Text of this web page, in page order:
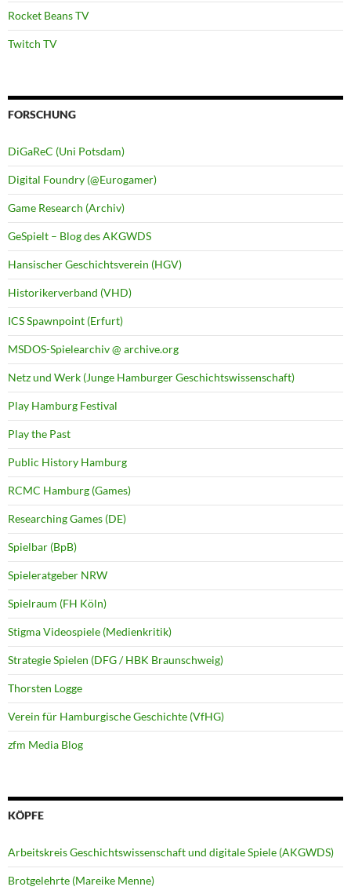
Rocket Beans TV
Twitch TV
FORSCHUNG
DiGaReC (Uni Potsdam)
Digital Foundry (@Eurogamer)
Game Research (Archiv)
GeSpielt – Blog des AKGWDS
Hansischer Geschichtsverein (HGV)
Historikerverband (VHD)
ICS Spawnpoint (Erfurt)
MSDOS-Spielearchiv @ archive.org
Netz und Werk (Junge Hamburger Geschichtswissenschaft)
Play Hamburg Festival
Play the Past
Public History Hamburg
RCMC Hamburg (Games)
Researching Games (DE)
Spielbar (BpB)
Spieleratgeber NRW
Spielraum (FH Köln)
Stigma Videospiele (Medienkritik)
Strategie Spielen (DFG / HBK Braunschweig)
Thorsten Logge
Verein für Hamburgische Geschichte (VfHG)
zfm Media Blog
KÖPFE
Arbeitskreis Geschichtswissenschaft und digitale Spiele (AKGWDS)
Brotgelehrte (Mareike Menne)